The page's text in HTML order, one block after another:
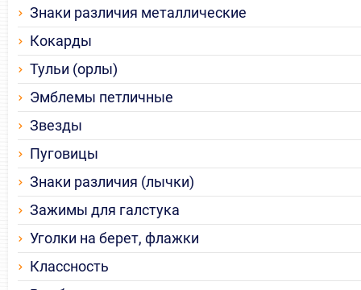
Знаки различия металлические
Кокарды
Тульи (орлы)
Эмблемы петличные
Звезды
Пуговицы
Знаки различия (лычки)
Зажимы для галстука
Уголки на берет, флажки
Классность